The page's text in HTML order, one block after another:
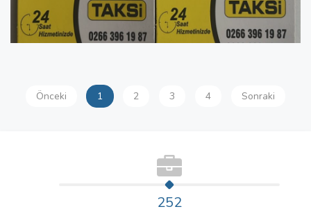
Önceki 1 2 3 4 Sonraki
252